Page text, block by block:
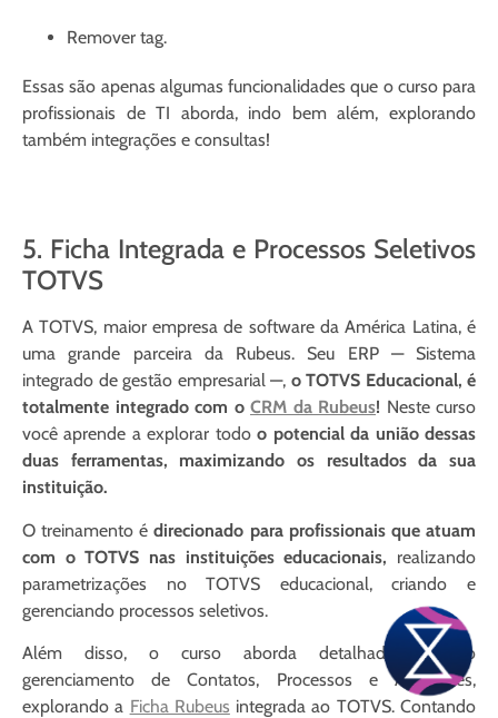
Remover tag.
Essas são apenas algumas funcionalidades que o curso para
profissionais de TI aborda, indo bem além, explorando
também integrações e consultas!
5. Ficha Integrada e Processos Seletivos
TOTVS
A TOTVS, maior empresa de software da América Latina, é
uma grande parceira da Rubeus. Seu ERP — Sistema
integrado de gestão empresarial —, o TOTVS Educacional, é
totalmente integrado com o CRM da Rubeus! Neste curso
você aprende a explorar todoo potencial da união dessas
duas ferramentas, maximizando os resultados da sua
instituição.
O treinamento édirecionado para profissionais que atuam
com o TOTVS nas instituições educacionais, realizando
parametrizações no TOTVS educacional, criando e
gerenciando processos seletivos.
Além disso, o curso aborda detalhadamente o
gerenciamento de Contatos, Processos e Atividades,
explorando a Ficha Rubeus integrada ao TOTVS. Contando